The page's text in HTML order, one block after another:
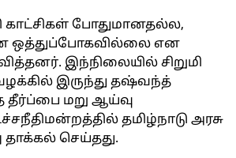
காட்சிகள் போதுமானதல்ல,
ஒத்துப்போகவில்லை என
இந்நிலையில் சிறுமி
இருந்து தஷ்வந்த்
தீர்ப்பை மறு ஆய்வு
தமிழ்நாடு அரசு
தாக்கல் செய்தது.